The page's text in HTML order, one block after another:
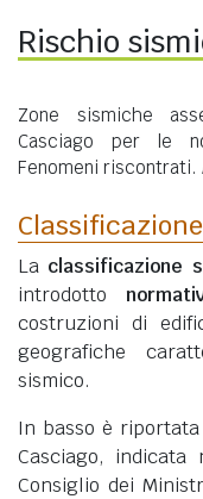
Rischio
Zone sismiche
Casciago per le
Fenomeni riscontrati.
La classificazione
introdotto
costruzioni di
geografiche
sismico.
In basso è
Casciago, indicata
Consiglio dei